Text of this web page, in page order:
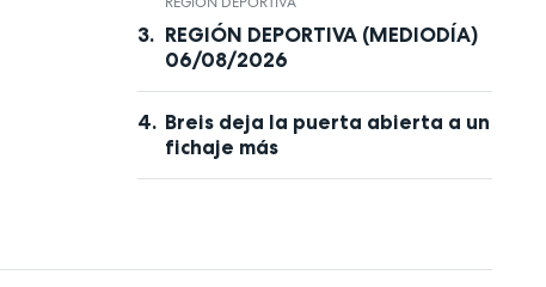
REGIÓN DEPORTIVA (MEDIODÍA)
06/08/2026
Breis deja la puerta abierta a un
fichaje más